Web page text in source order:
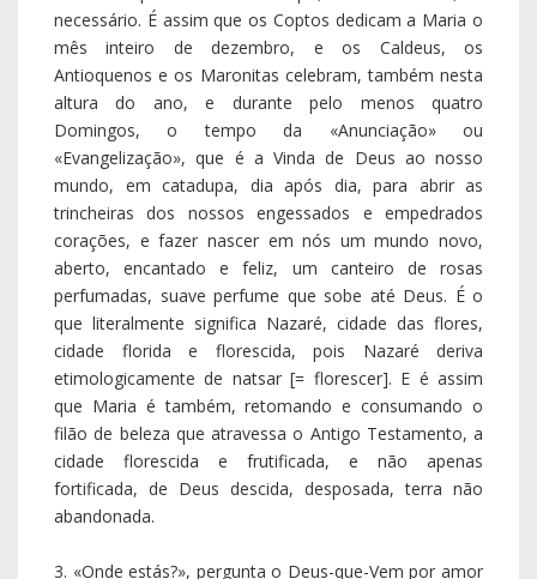
etimologicamente de natsar [= florescer]. E é assim
que Maria é também, retomando e consumando o
filão de beleza que atravessa o Antigo Testamento, a
cidade florescida e frutificada, e não apenas
fortificada, de Deus descida, desposada, terra não
abandonada.
3. «Onde estás?», pergunta o Deus-que-Vem por amor
ao encontro da sua criatura dileta, significativamente
colocada no jardim (Génesis 3,9). «Tive medo e
escondi-me», responde Adam e respondemos nós
também com ele, amedrontados e fugidos, perdidos,
ensonados e desorientados (Génesis 3,10; ver também
Génesis 3,24; 4,16; 11,2).
4. Adam tem medo de Deus e esconde-se de Deus.
Quem é este Adam que tem medo de Deus e de Deus
se esconde? É o epónimo ou pai da humanidade, mas
é, ao mesmo tempo e inseparavelmente, a
revê. Somos nós também, portanto. Com a agravante